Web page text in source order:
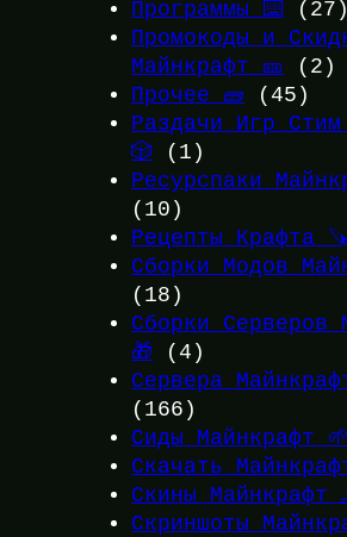
Программы ⌨️
(27)
Промокоды и
Майнкрафт 🎫
(2)
Прочее 🧱 (45)
Раздачи Игр
🎲 (1)
Ресурспаки
(10)
Рецепты Крафта 🪚
Сборки Модов
(18)
Сборки Серверов
🎁 (4)
Сервера
(166)
Сиды Майнкрафт 🌱
Скачать
Скины Майнкрафт
Скриншоты